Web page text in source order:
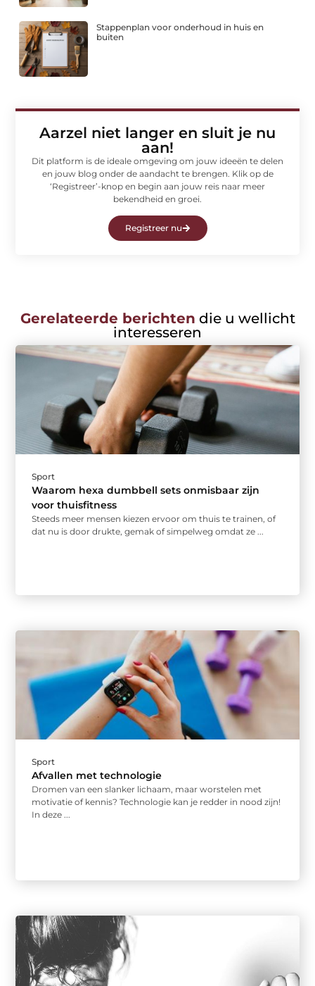
Stappenplan voor onderhoud in huis en
buiten
Aarzel niet langer en sluit je nu
aan!
Dit platform is de ideale omgeving om jouw ideeën te delen
en jouw blog onder de aandacht te brengen. Klik op de
‘Registreer’-knop en begin aan jouw reis naar meer
bekendheid en groei.
Registreer nu
Gerelateerde berichten die u wellicht
interesseren
Sport
Waarom hexa dumbbell sets onmisbaar zijn
voor thuisfitness
Steeds meer mensen kiezen ervoor om thuis te trainen, of
dat nu is door drukte, gemak of simpelweg omdat ze ...
Sport
Afvallen met technologie
Dromen van een slanker lichaam, maar worstelen met
motivatie of kennis? Technologie kan je redder in nood zijn!
In deze ...